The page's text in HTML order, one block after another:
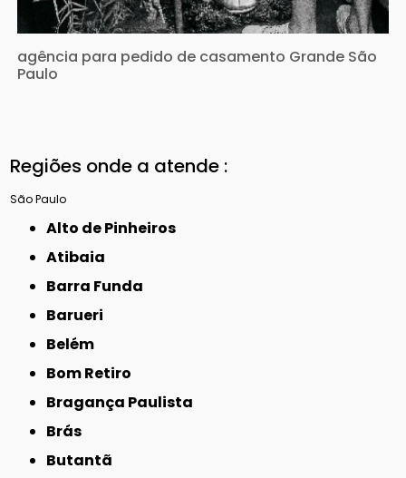
agência para pedido de casamento Grande São
Paulo
Regiões onde a atende :
São Paulo
Alto de Pinheiros
Atibaia
Barra Funda
Barueri
Belém
Bom Retiro
Bragança Paulista
Brás
Butantã